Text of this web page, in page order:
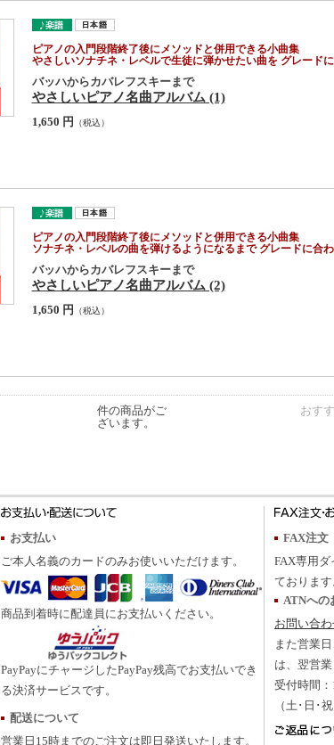
ピアノの入門段階終了後にメソッドと併用できる小曲集
やさしいソナチネ・レベルで生徒に弾かせたい曲を グレード
バッハからカバレフスキーまで
やさしいピアノ名曲アルバム (1)
1,650 円 （税込）
ピアノの入門段階終了後にメソッドと併用できる小曲集
ソナチネ・レベルの曲を弾けるようになるまで グレードに合
バッハからカバレフスキーまで
やさしいピアノ名曲アルバム (2)
1,650 円 （税込）
件の商品がご
ざいます。
おす
お支払い
ご本人名義のカードのみお使いいただけます。
商品到着時に配達員にお支払いください。
PayPayにチャージしたPayPay残高でお支払いでき
る決済サービスです。
配送について
営業日15時までのご注文は即日発送いたします。
FAX注文
FAX専用ダ
ておりま
ATNへの
お問い合
また営業
は、翌営
受付時間
（土･日･